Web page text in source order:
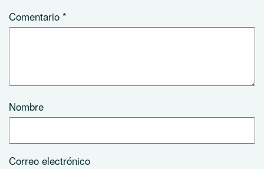
Comentario *
Nombre
Correo electrónico